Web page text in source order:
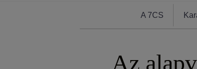
A 7CS
Az